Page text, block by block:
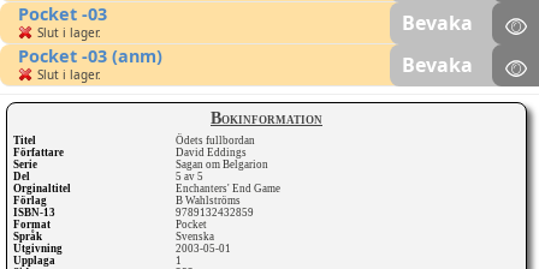
Bokinformation
Titel
Ödets fullbordan
Författare
David Eddings
Serie
Sagan om Belgarion
Del
5 av 5
Orginaltitel
Enchanters' End Game
Förlag
B Wahlströms
ISBN-13
9789132432859
Format
Pocket
Språk
Svenska
Utgivning
2003-05-01
Upplaga
1
Pocket -03
Slut i lager. Bevaka
Pocket -03 (anm)
Slut i lager. Bevaka